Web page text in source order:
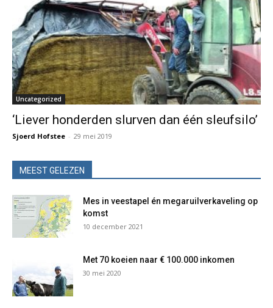
Uncategorized
‘Liever honderden slurven dan één sleufsilo’
Sjoerd Hofstee - 29 mei 2019
MEEST GELEZEN
Mes in veestapel én megaruilverkaveling op
komst
10 december 2021
Met 70 koeien naar € 100.000 inkomen
30 mei 2020